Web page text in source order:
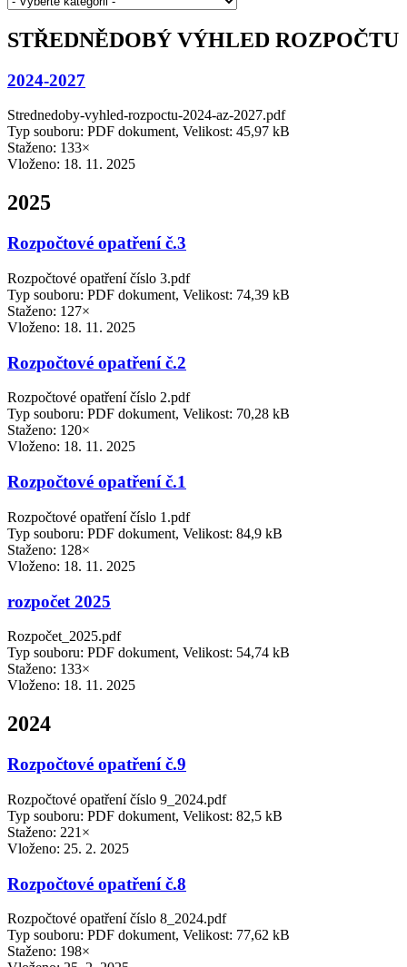
STŘEDNĚDOBÝ VÝHLED ROZPOČTU
2024-2027
Strednedoby-vyhled-rozpoctu-2024-az-2027.pdf
Typ souboru: PDF dokument, Velikost: 45,97 kB
Staženo: 133×
Vloženo: 18. 11. 2025
2025
Rozpočtové opatření č.3
Rozpočtové opatření číslo 3.pdf
Typ souboru: PDF dokument, Velikost: 74,39 kB
Staženo: 127×
Vloženo: 18. 11. 2025
Rozpočtové opatření č.2
Rozpočtové opatření číslo 2.pdf
Typ souboru: PDF dokument, Velikost: 70,28 kB
Staženo: 120×
Vloženo: 18. 11. 2025
Rozpočtové opatření č.1
Rozpočtové opatření číslo 1.pdf
Typ souboru: PDF dokument, Velikost: 84,9 kB
Staženo: 128×
Vloženo: 18. 11. 2025
rozpočet 2025
Rozpočet_2025.pdf
Typ souboru: PDF dokument, Velikost: 54,74 kB
Staženo: 133×
Vloženo: 18. 11. 2025
2024
Rozpočtové opatření č.9
Rozpočtové opatření číslo 9_2024.pdf
Typ souboru: PDF dokument, Velikost: 82,5 kB
Staženo: 221×
Vloženo: 25. 2. 2025
Rozpočtové opatření č.8
Rozpočtové opatření číslo 8_2024.pdf
Typ souboru: PDF dokument, Velikost: 77,62 kB
Staženo: 198×